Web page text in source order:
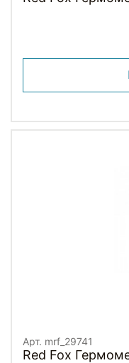
Арт. mrf_29741
Red Fox